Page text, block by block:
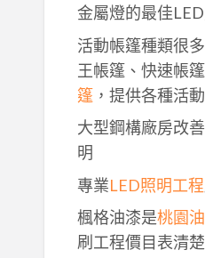
金屬燈的最佳
活動帳篷種類很
王帳篷、快速帳
篷，提供各種活
大型鋼構廠房改
明
專業LED照明工程
楓格油漆是桃園
刷工程價目表清